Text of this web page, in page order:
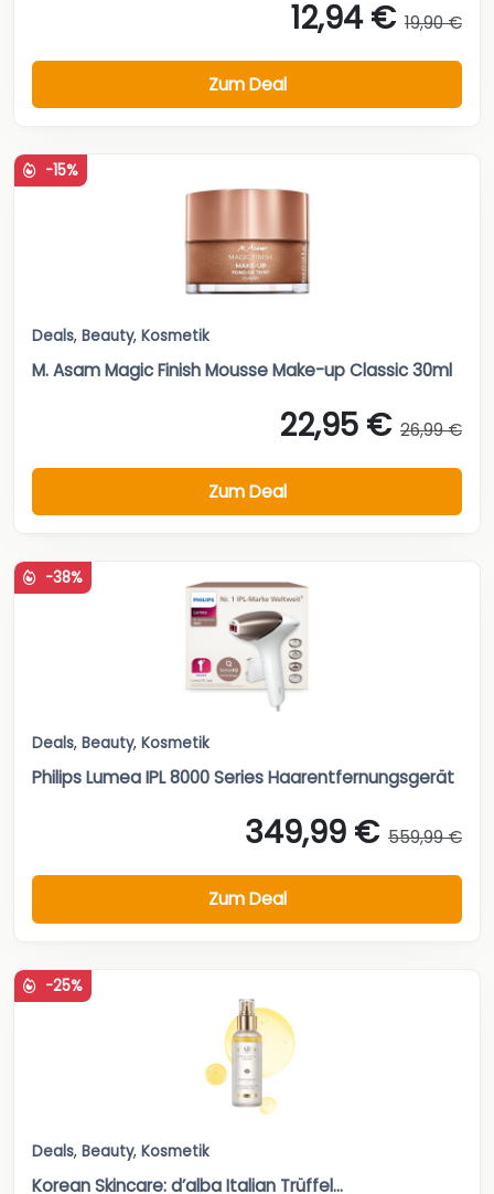
12,94 € 19,90 €
Zum Deal
-15%
Deals, Beauty, Kosmetik
M. Asam Magic Finish Mousse Make-up Classic 30ml
22,95 € 26,99 €
Zum Deal
-38%
Deals, Beauty, Kosmetik
Philips Lumea IPL 8000 Series Haarentfernungsgerät
349,99 € 559,99 €
Zum Deal
-25%
Deals, Beauty, Kosmetik
Korean Skincare: d’alba Italian Trüffel...